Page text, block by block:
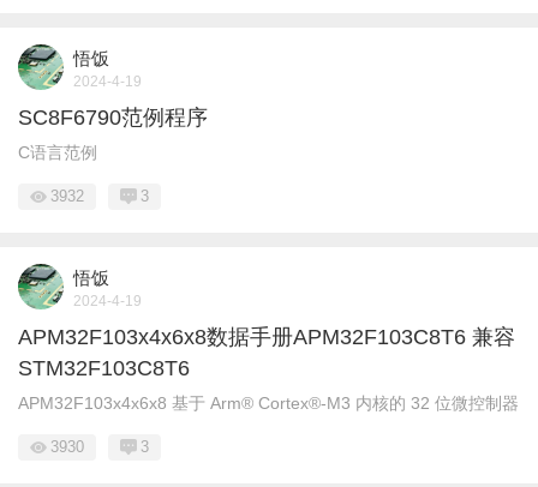
悟饭
2024-4-19
SC8F6790范例程序
C语言范例
3932 3
悟饭
2024-4-19
APM32F103x4x6x8数据手册APM32F103C8T6 兼容
STM32F103C8T6
APM32F103x4x6x8 基于 Arm® Cortex®-M3 内核的 32 位微控制器
3930 3